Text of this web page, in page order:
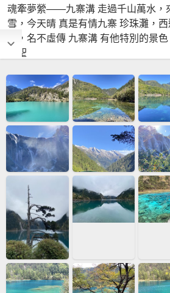
魂牽夢縈——九寨溝 走過千山萬水，
雪，今天晴 真是有情九寨 珍珠灘，
海，名不虛傳 九寨溝 有他特別的景
朝聖